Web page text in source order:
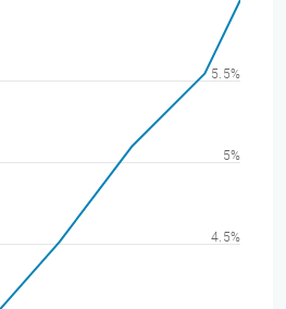
4.5%
5%
5.5%